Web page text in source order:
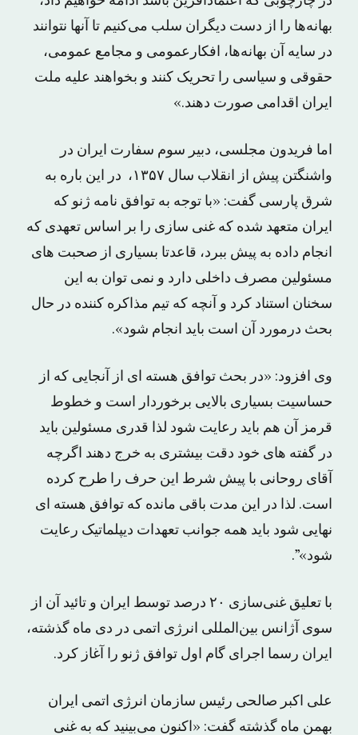
بهانه‌ها را از دست دیگران سلب می‌کنیم تا آنها نتوانند
در سایه آن بهانه‌ها، افکارعمومی و مجامع عمومی،
حقوقی و سیاسی را تحریک کنند و بخواهند علیه ملت
ایران اقدامی صورت دهند.»
اما فریدون مجلسی، دبیر سوم سفارت ایران در
واشنگتن پیش از انقلاب سال ۱۳۵۷، در این باره به
شرق پارسی گفت: «با توجه به توافق نامه ژنو که
ایران متعهد شده که غنی سازی را بر اساس تعهدی که
انجام داده به پیش ببرد، قاعدتا بسیاری از صحبت های
مسئولین مصرف داخلی دارد و نمی توان به این
سخنان استناد کرد و آنچه که تیم مذاکره کننده در حال
بحث درمورد آن است باید انجام شود».
وی افزود: «در بحث توافق هسته ای از آنجایی که از
حساسیت بسیاری بالایی برخوردار است و خطوط
قرمز آن هم باید رعایت شود لذا قدری مسئولین باید
در گفته های خود دقت بیشتری به خرج دهند اگرچه
آقای روحانی با پیش شرط این حرف را طرح کرده
است. لذا در این مدت باقی مانده که توافق هسته ای
نهایی شود باید همه جوانب تعهدات دیپلماتیک رعایت
شود»”.
با تعلیق غنی‌سازی ۲۰ درصد توسط ایران و تائید آن از
سوی آژانس بین‌المللی انرژی اتمی در دی ماه گذشته،
ایران رسما اجرای گام اول توافق ژنو را آغاز کرد.
علی اکبر صالحی رئیس سازمان انرژی اتمی ایران
بهمن ماه گذشته گفت: «اکنون می‌بینید که به غنی